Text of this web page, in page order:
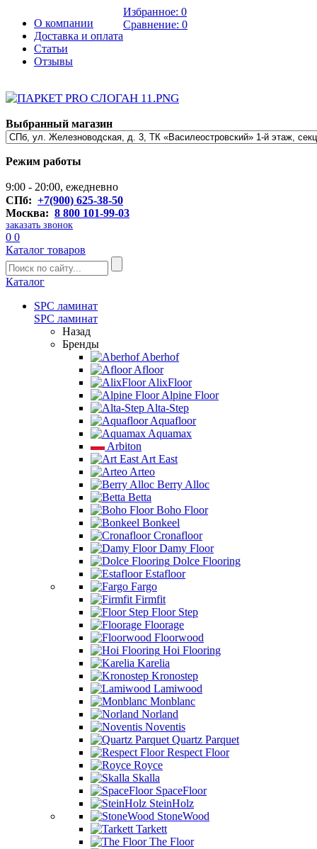
О компании
Доставка и оплата
Статьи
Отзывы
Избранное: 0
Сравнение: 0
Выбранный магазин
Режим работы
9:00 - 20:00, ежедневно
СПб: +7(900) 625-38-50
Москва: 8 800 101-99-03
заказать звонок
0 0
Каталог товаров
Каталог
SPC ламинат
SPC ламинат
Назад
Бренды
Aberhof
Afloor
AlixFloor
Alpine Floor
Alta-Step
Aquafloor
Aquamax
Arbiton
Art East
Arteo
Berry Alloc
Betta
Boho Floor
Bonkeel
Cronafloor
Damy Floor
Dolce Flooring
Estafloor
Fargo
Firmfit
Floor Step
Floorage
Floorwood
Hoi Flooring
Karelia
Kronostep
Lamiwood
Monblanc
Norland
Noventis
Quartz Parquet
Respect Floor
Royce
Skalla
SpaceFloor
SteinHolz
StoneWood
Tarkett
The Floor